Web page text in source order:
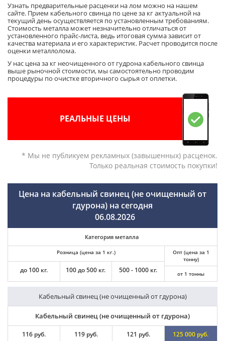
Узнать предварительные расценки на лом можно на нашем
сайте. Прием кабельного свинца по цене за кг актуальной на
текущий день осуществляется по установленным требованиям.
Стоимость металла может незначительно отличаться от
установленного прайс-листа, ведь итоговая сумма зависит от
качества материала и его характеристик. Расчет проводится после
оценки металлолома.
У нас цена за кг неочищенного от гудрона кабельного свинца
выше рыночной стоимости, мы самостоятельно проводим
процедуры по очистке вторичного сырья от оплетки.
РЕАЛЬНЫЕ ЦЕНЫ
* Мы не публикуем рекламных (завышенных) расценок.
Только реальная стоимость покупки!
Цена на кабельный свинец (не очищенный от
гдурона) на сегодня
06.08.2026
Категория металла
Розница (цена за 1 кг.)
до 100 кг. 100 до 500 кг. 500 - 1000 кг.
Опт (цена за 1
тонну)
от 1 тонны
Кабельный свинец (не очищенный от гдурона)
Кабельный свинец (не очищенный от гдурона)
116 руб. 119 руб. 121 руб. 125 000 руб.